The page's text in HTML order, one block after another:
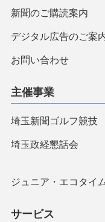
新聞のご購読案内
デジタル広告のご案
お問い合わせ
主催事業
埼玉新聞ゴルフ競技
埼玉政経懇話会
ジュニア・エコタイ
サービス